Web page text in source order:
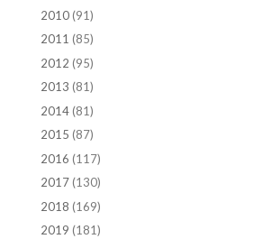
2010(91)
2011 (85)
2012 (95)
2013 (81)
2014(81)
2015 (87)
2016 (117)
2017(130)
2018 (169)
2019 (181)